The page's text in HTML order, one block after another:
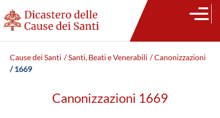
Cause dei Santi / Santi, Beati e Venerabili / Canonizzazioni
/ 1669
Canonizzazioni 1669